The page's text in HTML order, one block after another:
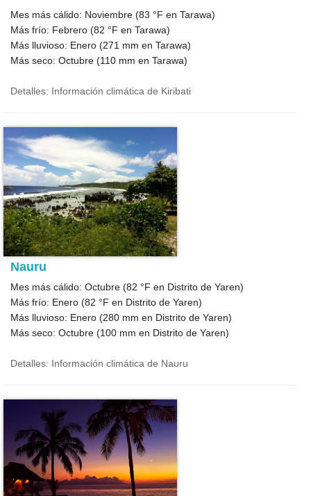
Mes más cálido: Noviembre (83 °F en Tarawa)
Más frío: Febrero (82 °F en Tarawa)
Más lluvioso: Enero (271 mm en Tarawa)
Más seco: Octubre (110 mm en Tarawa)
Detalles: Información climática de Kiribati
Nauru
Mes más cálido: Octubre (82 °F en Distrito de Yaren)
Más frío: Enero (82 °F en Distrito de Yaren)
Más lluvioso: Enero (280 mm en Distrito de Yaren)
Más seco: Octubre (100 mm en Distrito de Yaren)
Detalles: Información climática de Nauru